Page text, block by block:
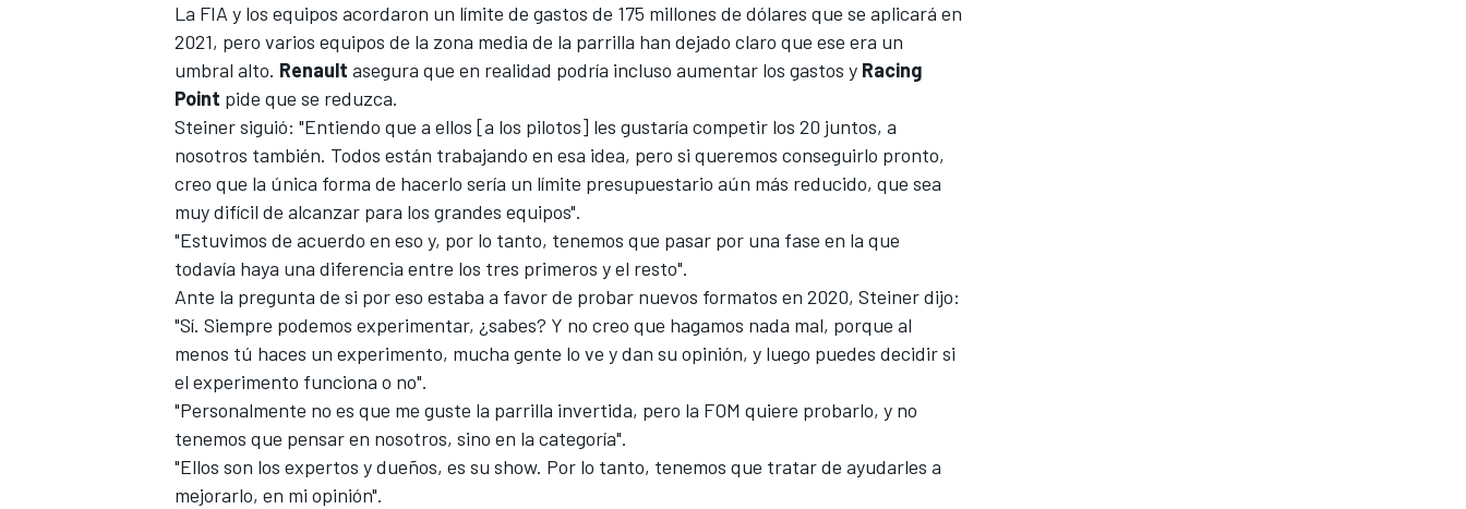
La FIA y los equipos acordaron un límite de gastos de 175 millones de dólares que se aplicará en
2021, pero varios equipos de la zona media de la parrilla han dejado claro que ese era un
umbral alto. Renault asegura que en realidad podría incluso aumentar los gastos y Racing
Point pide que se reduzca.
Steiner siguió: "Entiendo que a ellos [a los pilotos] les gustaría competir los 20 juntos, a
nosotros también. Todos están trabajando en esa idea, pero si queremos conseguirlo pronto,
creo que la única forma de hacerlo sería un límite presupuestario aún más reducido, que sea
muy difícil de alcanzar para los grandes equipos".
"Estuvimos de acuerdo en eso y, por lo tanto, tenemos que pasar por una fase en la que
todavía haya una diferencia entre los tres primeros y el resto".
Ante la pregunta de si por eso estaba a favor de probar nuevos formatos en 2020, Steiner dijo:
"Sí. Siempre podemos experimentar, ¿sabes? Y no creo que hagamos nada mal, porque al
menos tú haces un experimento, mucha gente lo ve y dan su opinión, y luego puedes decidir si
el experimento funciona o no".
"Personalmente no es que me guste la parrilla invertida, pero la FOM quiere probarlo, y no
tenemos que pensar en nosotros, sino en la categoría".
"Ellos son los expertos y dueños, es su show. Por lo tanto, tenemos que tratar de ayudarles a
mejorarlo, en mi opinión".